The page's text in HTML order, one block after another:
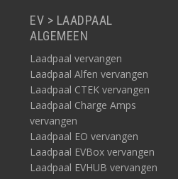
EV > LAADPAAL
ALGEMEEN
Laadpaal vervangen
Laadpaal Alfen vervangen
Laadpaal CTEK vervangen
Laadpaal Charge Amps
vervangen
Laadpaal EO vervangen
Laadpaal EVBox vervangen
Laadpaal EVHUB vervangen